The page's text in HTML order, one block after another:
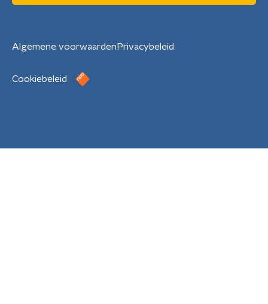
Algemene voorwaarden Privacybeleid
Cookiebeleid